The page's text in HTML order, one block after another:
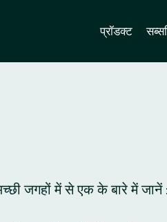
प्रॉडक्ट
जगहों में से एक के बारे में